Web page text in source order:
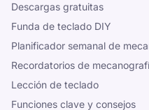
Descargas gratuitas
Funda de teclado DIY
Planificador semanal de
Recordatorios de
Lección de teclado
Funciones clave y consejos